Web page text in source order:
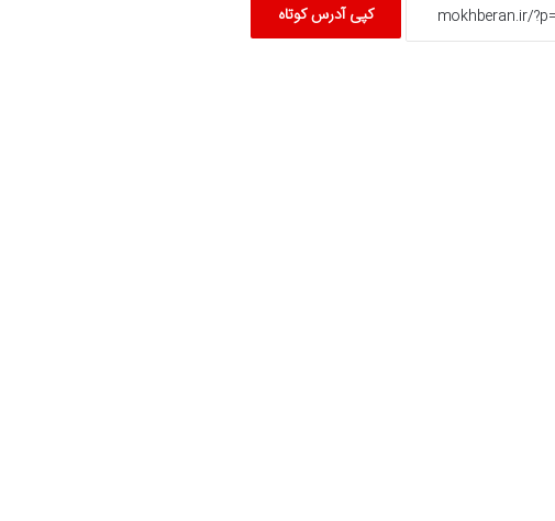
کپی آدرس کوتاه